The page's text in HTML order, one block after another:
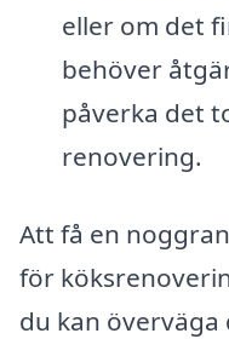
eller om det
behöver
påverka det
renovering.
Att få en
för
du kan